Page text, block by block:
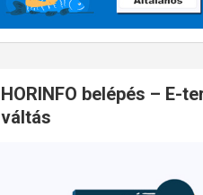
HORINFO belépés – E-
váltás